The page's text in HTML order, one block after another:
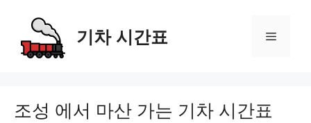
content
기차 시간표 Menu
조성 에서 마산 가는 기차 시간표